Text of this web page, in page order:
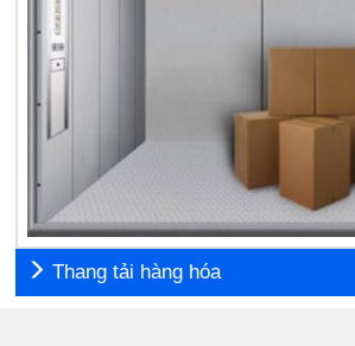
Thang tải hàng hóa